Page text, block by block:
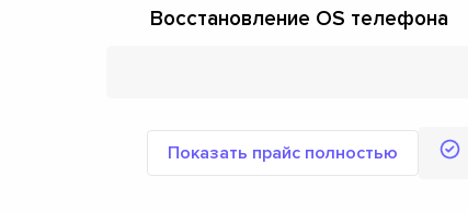
Восстановление OS телефона
Показать прайс полностью